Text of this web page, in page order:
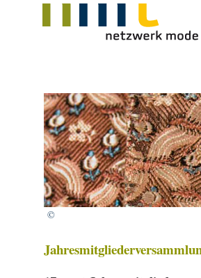
©